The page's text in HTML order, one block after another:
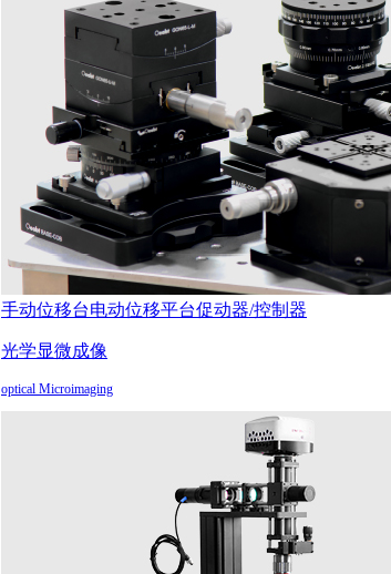
手动位移台电动位移平台促动器/控制器
光学显微成像
optical Microimaging